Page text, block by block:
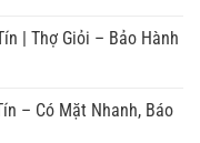
| Thợ Giỏi – Bảo Hành
– Có Mặt Nhanh, Báo